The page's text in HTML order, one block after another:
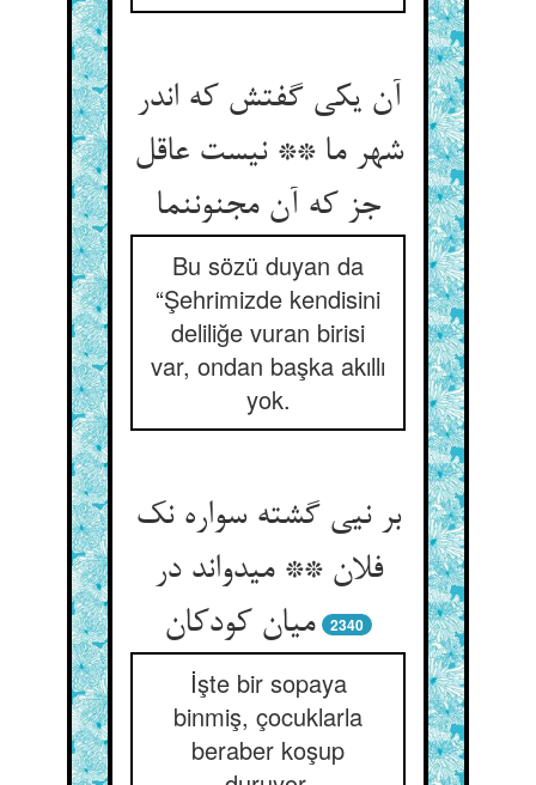
آن یکی گفتش که اندر
شهر ما ** نیست عاقل
جز که آن مجنون‏نما
Bu sözü duyan da
“Şehrimizde kendisini
deliliğe vuran birisi
var, ondan başka akıllı
yok.
بر نیی گشته سواره نک
فلان ** می‏دواند در
میان کودکان‏
2340
İşte bir sopaya
binmiş, çocuklarla
beraber koşup